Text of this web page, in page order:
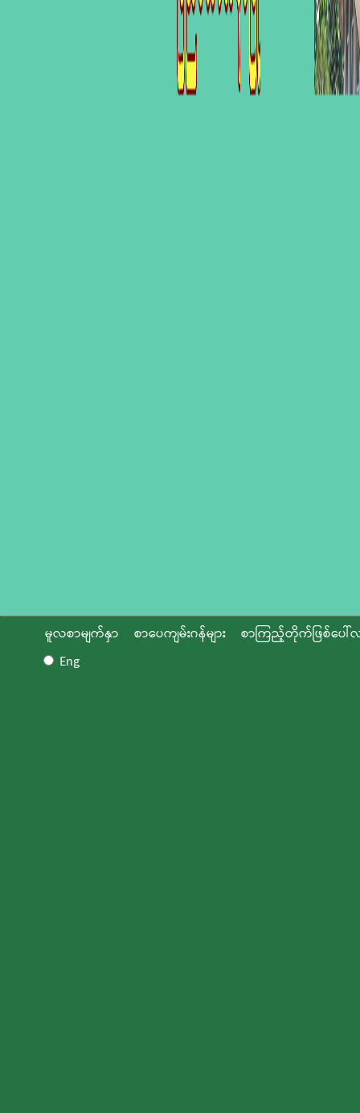
မူလစာမျက်နှာ စာပေကျမ်းဂန်များ
စာကြည့်တိုက်ဖြစ်ပေါ်
Eng